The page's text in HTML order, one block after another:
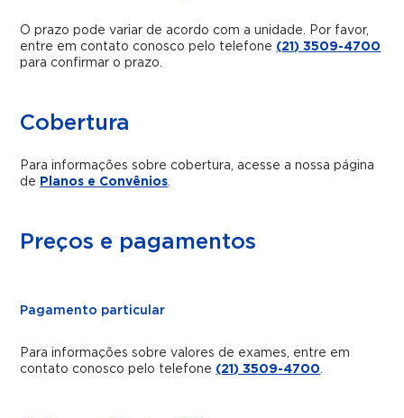
O prazo pode variar de acordo com a unidade. Por favor,
entre em contato conosco pelo telefone (21) 3509-4700
para confirmar o prazo.
Cobertura
Para informações sobre cobertura, acesse a nossa página
de Planos e Convênios.
Preços e pagamentos
Pagamento particular
Para informações sobre valores de exames, entre em
contato conosco pelo telefone (21) 3509-4700.